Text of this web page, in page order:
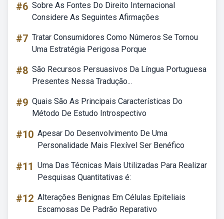
#6 Sobre As Fontes Do Direito Internacional
Considere As Seguintes Afirmações
#7 Tratar Consumidores Como Números Se Tornou
Uma Estratégia Perigosa Porque
#8 São Recursos Persuasivos Da Língua Portuguesa
Presentes Nessa Tradução...
#9 Quais São As Principais Características Do
Método De Estudo Introspectivo
#10 Apesar Do Desenvolvimento De Uma
Personalidade Mais Flexível Ser Benéfico
#11 Uma Das Técnicas Mais Utilizadas Para Realizar
Pesquisas Quantitativas é:
#12 Alterações Benignas Em Células Epiteliais
Escamosas De Padrão Reparativo